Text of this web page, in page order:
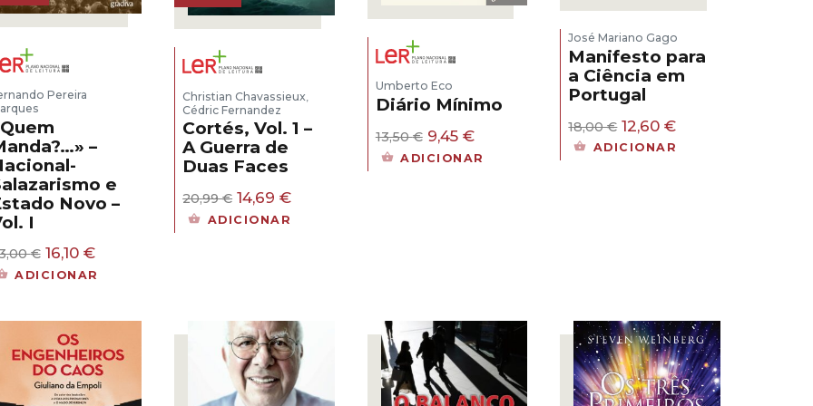
Pereira
–
e
Novo –
I
€ O
preço
23,00 €.
16,10 €O
preço
16,10 €.
ADICIONAR
Christian Chavassieux
Cédric Fernandez
Cortés, Vol. 1 –
A Guerra de
Duas Faces
20,99€ O
preço
14,69€O
ADICIONAR
Umberto Eco
Diário Mínimo
13,50€ O
preço
9,45 €O
preço
ADICIONAR
José Mariano Gago
Manifesto para
a Ciência em
Portugal
18,00€ O
preço
12,60€O
ADICIONAR